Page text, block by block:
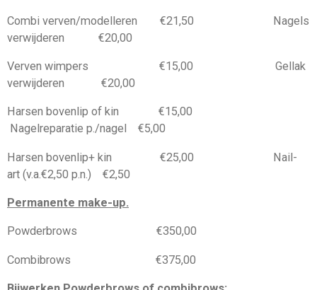
Combi verven/modelleren €21,50 Nagels
verwijderen €20,00
Verven wimpers €15,00 Gellak
verwijderen €20,00
Harsen bovenlip of kin €15,00
Nagelreparatie p./nagel €5,00
Harsen bovenlip+ kin €25,00 Nail-
art (v.a.€2,50 p.n.) €2,50
Permanente make-up.
Powderbrows €350,00
Combibrows €375,00